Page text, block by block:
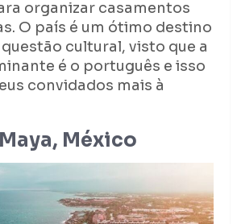
organizar casamentos
O país é um ótimo destino
cultural, visto que a
é o português e isso
convidados mais à
México